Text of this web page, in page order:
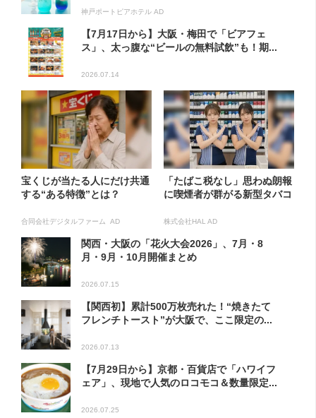
神戸ポートピアホテル AD
【7月17日から】大阪・梅田で「ビアフェ
ス」、太っ腹な“ビールの無料試飲”も！期...
2026.07.14
宝くじが当たる人にだけ共通
する“ある特徴”とは？
合同会社デジタルファーム AD
「たばこ税なし」思わぬ朗報
に喫煙者が群がる新型タバコ
株式会社HAL AD
関西・大阪の「花火大会2026」、7月・8
月・9月・10月開催まとめ
2026.07.15
【関西初】累計500万枚売れた！“焼きたて
フレンチトースト”が大阪で、ここ限定の...
2026.07.13
【7月29日から】京都・百貨店で「ハワイフ
ェア」、現地で人気のロコモコ＆数量限定...
2026.07.25